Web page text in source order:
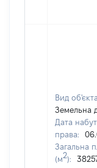
Вид
Земельна
Дата
права:
Загальна
(м2):